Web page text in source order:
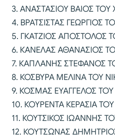
3. ΑΝΑΣΤΑΣΙΟΥ ΒΑΙΟΣ ΤΟΥ
4. ΒΡΑΤΣΙΣΤΑΣ ΓΕΩΡΓΙΟΣ
5. ΓΚΑΤΖΙΟΣ ΑΠΟΣΤΟΛΟΣ
6. ΚΑΝΕΛΑΣ ΑΘΑΝΑΣΙΟΣ
7. ΚΑΠΛΑΝΗΣ ΣΤΕΦΑΝΟΣ
8. ΚΟΣΒΥΡΑ ΜΕΛΙΝΑ ΤΟΥ
9. ΚΟΣΜΑΣ ΕΥΑΓΓΕΛΟΣ
10. ΚΟΥΡΕΝΤΑ ΚΕΡΑΣΙΑ
11. ΚΟΥΤΣΙΚΟΣ ΙΩΑΝΝΗΣ
12. ΚΟΥΤΣΩΝΑΣ